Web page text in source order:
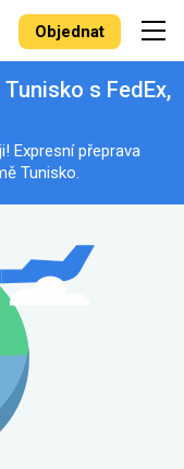
Objednat
s FedEx,
Expresní přeprava
Tunisko.